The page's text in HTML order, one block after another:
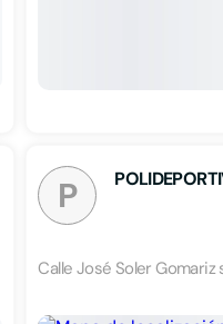
P
Calle José Soler